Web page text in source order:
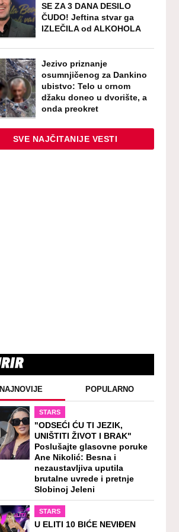
SE ZA 3 DANA DESILO
ČUDO! Jeftina stvar ga
IZLEČILA od ALKOHOLA
Jezivo priznanje
osumnjičenog za Dankino
ubistvo: Telo u crnom
džaku doneo u dvorište, a
onda preokret
SVE NAJČITANIJE VESTI
NAJNOVIJE POPULARNO
STARS
"ODSEĆI ĆU TI JEZIK,
UNIŠTITI ŽIVOT I BRAK"
Poslušajte glasovne poruke
Ane Nikolić: Besna i
nezaustavljiva uputila
brutalne uvrede i pretnje
Slobinoj Jeleni
STARS
U ELITI 10 BIĆE NEVIĐEN